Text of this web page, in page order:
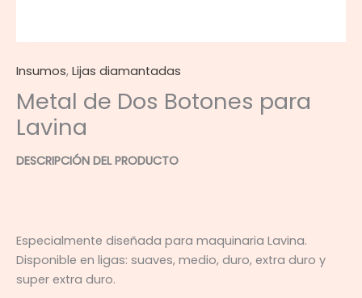
Insumos, Lijas diamantadas
Metal de Dos Botones para
Lavina
DESCRIPCIÓN DEL PRODUCTO
Especialmente diseñada para maquinaria Lavina.
Disponible en ligas: suaves, medio, duro, extra duro y
super extra duro.